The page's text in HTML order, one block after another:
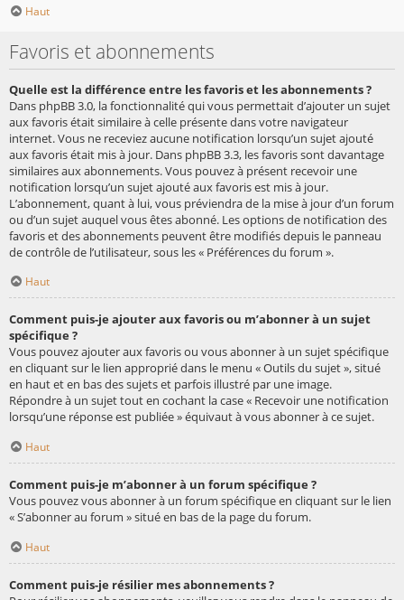
Haut
Favoris et abonnements
Quelle est la différence entre les favoris et les abonnements ?
Dans phpBB 3.0, la fonctionnalité qui vous permettait d’ajouter un sujet
aux favoris était similaire à celle présente dans votre navigateur
internet. Vous ne receviez aucune notification lorsqu’un sujet ajouté
aux favoris était mis à jour. Dans phpBB 3.3, les favoris sont davantage
similaires aux abonnements. Vous pouvez à présent recevoir une
notification lorsqu’un sujet ajouté aux favoris est mis à jour.
L’abonnement, quant à lui, vous préviendra de la mise à jour d’un forum
ou d’un sujet auquel vous êtes abonné. Les options de notification des
favoris et des abonnements peuvent être modifiés depuis le panneau
de contrôle de l’utilisateur, sous les « Préférences du forum ».
Haut
Comment puis-je ajouter aux favoris ou m’abonner à un sujet
spécifique ?
Vous pouvez ajouter aux favoris ou vous abonner à un sujet spécifique
en cliquant sur le lien approprié dans le menu « Outils du sujet », situé
en haut et en bas des sujets et parfois illustré par une image.
Répondre à un sujet tout en cochant la case « Recevoir une notification
lorsqu’une réponse est publiée » équivaut à vous abonner à ce sujet.
Haut
Comment puis-je m’abonner à un forum spécifique ?
Vous pouvez vous abonner à un forum spécifique en cliquant sur le lien
« S’abonner au forum » situé en bas de la page du forum.
Haut
Comment puis-je résilier mes abonnements ?